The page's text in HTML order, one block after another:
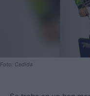
Foto: Cedida